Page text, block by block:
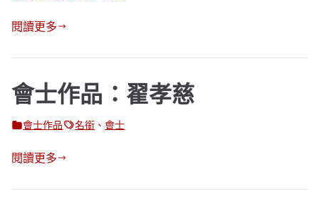
閱讀更多
會士作品：翟孝慈
會士作品 名銜、會士
閱讀更多